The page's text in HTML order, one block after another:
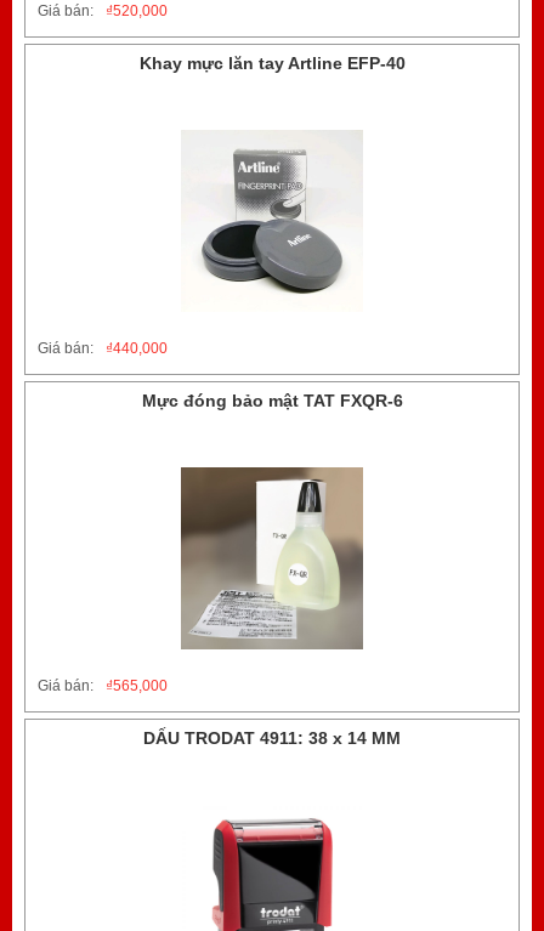
Giá bán: 520,000
₫
Khay mực lăn tay Artline EFP-40
Giá bán: 440,000
₫
Mực đóng bảo mật TAT FXQR-6
Giá bán: 565,000
₫
DẤU TRODAT 4911: 38 x 14 MM